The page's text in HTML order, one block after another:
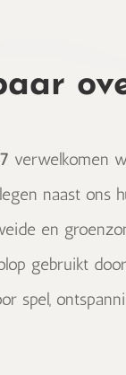
verwelkomen
naast ons
en
gebruikt
spel,